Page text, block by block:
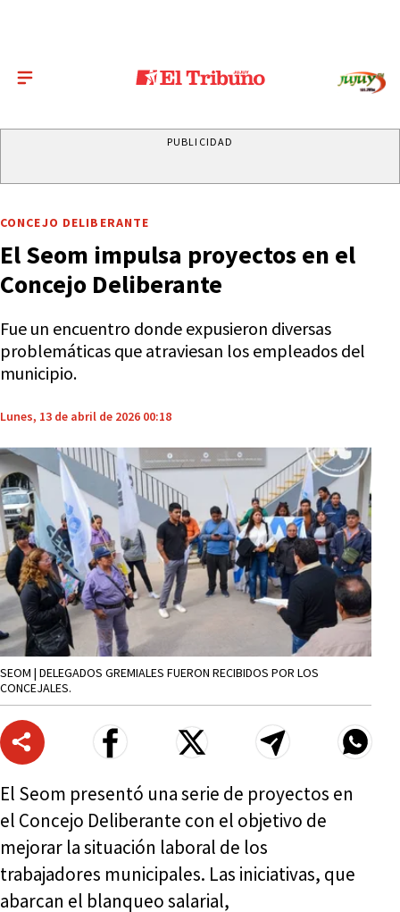
PUBLICIDAD
CONCEJO DELIBERANTE
El Seom impulsa proyectos en el
Concejo Deliberante
Fue un encuentro donde expusieron diversas
problemáticas que atraviesan los empleados del
municipio.
Lunes, 13 de abril de 2026 00:18
SEOM | DELEGADOS GREMIALES FUERON RECIBIDOS POR LOS
CONCEJALES.
El Seom presentó una serie de proyectos en
el Concejo Deliberante con el objetivo de
mejorar la situación laboral de los
trabajadores municipales. Las iniciativas, que
abarcan el blanqueo salarial,